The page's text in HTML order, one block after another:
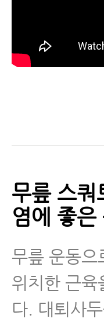
- 회전근
- 무릎통
- 무릎통
손목건초
무릎 스쿼
염에 좋은
무릎 운동으
위치한 근육
다. 대퇴사